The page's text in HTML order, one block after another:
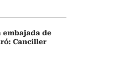
embajada de
Canciller